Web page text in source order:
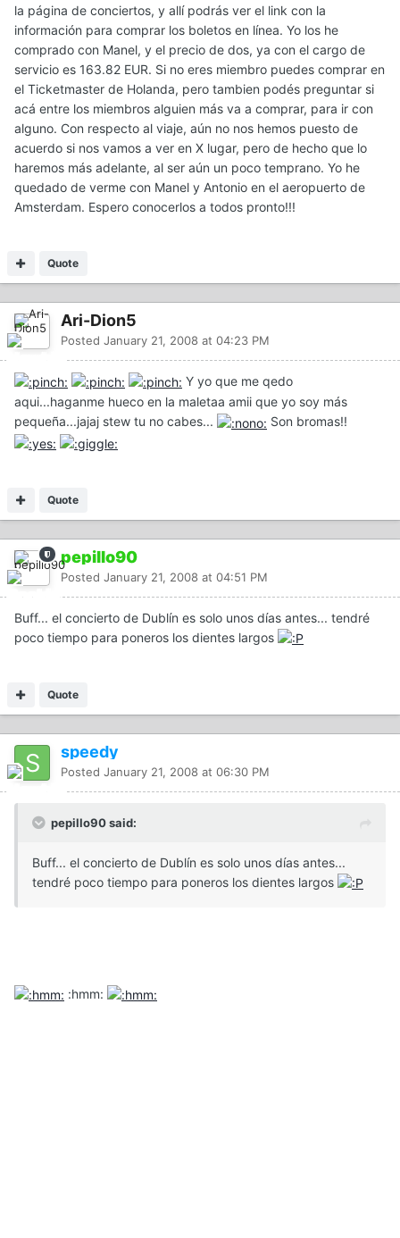
la página de conciertos, y allí podrás ver el link con la
información para comprar los boletos en línea. Yo los he
comprado con Manel, y el precio de dos, ya con el cargo de
servicio es 163.82 EUR. Si no eres miembro puedes comprar en
el Ticketmaster de Holanda, pero tambien podés preguntar si
acá entre los miembros alguien más va a comprar, para ir con
alguno. Con respecto al viaje, aún no nos hemos puesto de
acuerdo si nos vamos a ver en X lugar, pero de hecho que lo
haremos más adelante, al ser aún un poco temprano. Yo he
quedado de verme con Manel y Antonio en el aeropuerto de
Amsterdam. Espero conocerlos a todos pronto!!!
Quote
Ari-Dion5
Posted January 21, 2008 at 04:23 PM
Y yo que me qedo
aqui...haganme hueco en la maletaa amii que yo soy más
pequeña...jajaj stew tu no cabes...
Son bromas!!
Quote
pepillo90
Posted January 21, 2008 at 04:51 PM
Buff... el concierto de Dublín es solo unos días antes... tendré
poco tiempo para poneros los dientes largos
Quote
speedy
Posted January 21, 2008 at 06:30 PM
pepillo90 said:
Buff... el concierto de Dublín es solo unos días antes...
tendré poco tiempo para poneros los dientes largos
:hmm: